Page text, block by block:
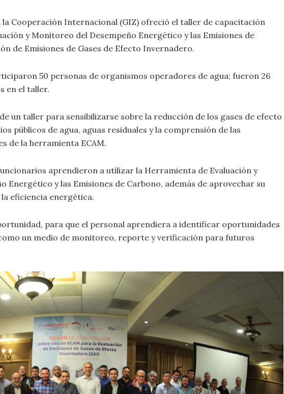
la Cooperación Internacional (GIZ) ofreció el taller de capacitación
y Monitoreo del Desempeño Energético y las Emisiones de
de Emisiones de Gases de Efecto Invernadero.
50 personas de organismos operadores de agua; fueron 26
en el taller.
un taller para sensibilizarse sobre la reducción de los gases de efecto
públicos de agua, aguas residuales y la comprensión de las
de la herramienta ECAM.
aprendieron a utilizar la Herramienta de Evaluación y
Energético y las Emisiones de Carbono, además de aprovechar su
eficiencia energética.
para que el personal aprendiera a identificar oportunidades
un medio de monitoreo, reporte y verificación para futuros